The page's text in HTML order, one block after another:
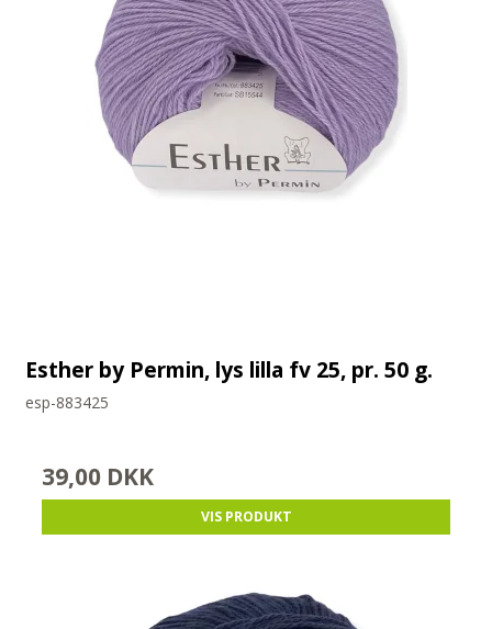
Esther by Permin, lys lilla fv 25, pr. 50 g.
esp-883425
39,00 DKK
VIS PRODUKT